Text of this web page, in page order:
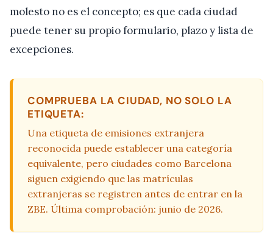
molesto no es el concepto; es que cada ciudad
puede tener su propio formulario, plazo y lista de
excepciones.
COMPRUEBA LA CIUDAD, NO SOLO LA
ETIQUETA:
Una etiqueta de emisiones extranjera
reconocida puede establecer una categoría
equivalente, pero ciudades como Barcelona
siguen exigiendo que las matrículas
extranjeras se registren antes de entrar en la
ZBE. Última comprobación: junio de 2026.